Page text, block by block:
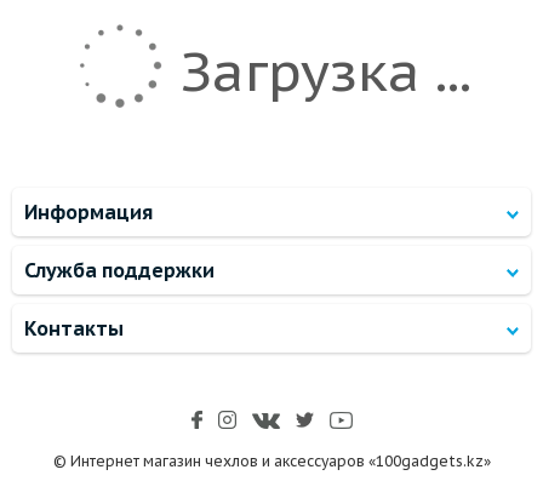
Загрузка ...
Информация
Служба поддержки
Контакты
© Интернет магазин чехлов и аксессуаров «100gadgets.kz»